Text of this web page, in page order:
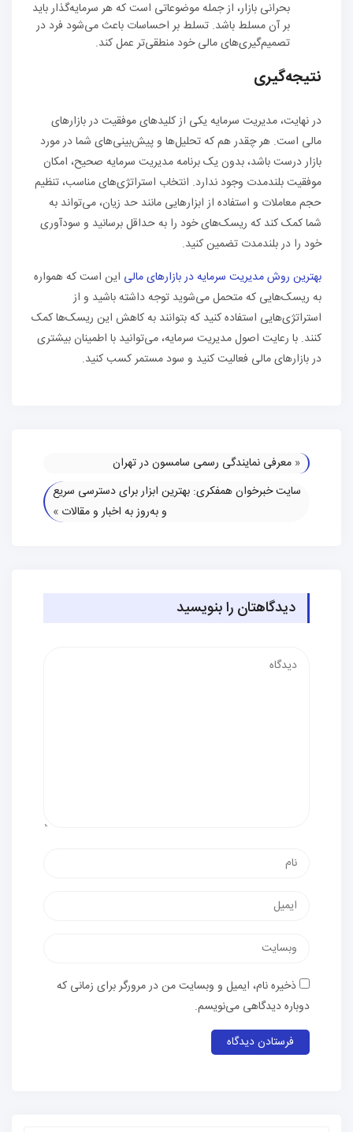
بحرانی بازار، از جمله موضوعاتی است که هر سرمایه‌گذار باید
بر آن مسلط باشد. تسلط بر احساسات باعث می‌شود فرد در
تصمیم‌گیری‌های مالی خود منطقی‌تر عمل کند.
نتیجه‌گیری
در نهایت، مدیریت سرمایه یکی از کلیدهای موفقیت در بازارهای
مالی است. هر چقدر هم که تحلیل‌ها و پیش‌بینی‌های شما در مورد
بازار درست باشد، بدون یک برنامه مدیریت سرمایه صحیح، امکان
موفقیت بلندمدت وجود ندارد. انتخاب استراتژی‌های مناسب، تنظیم
حجم معاملات و استفاده از ابزارهایی مانند حد زیان، می‌تواند به
شما کمک کند که ریسک‌های خود را به حداقل برسانید و سودآوری
خود را در بلندمدت تضمین کنید.
بهترین روش مدیریت سرمایه در بازارهای مالی این است که همواره
به ریسک‌هایی که متحمل می‌شوید توجه داشته باشید و از
استراتژی‌هایی استفاده کنید که بتوانند به کاهش این ریسک‌ها کمک
کنند. با رعایت اصول مدیریت سرمایه، می‌توانید با اطمینان بیشتری
در بازارهای مالی فعالیت کنید و سود مستمر کسب کنید.
« معرفی نمایندگی رسمی سامسون در تهران
سایت خبرخوان همفکری: بهترین ابزار برای دسترسی سریع
و به‌روز به اخبار و مقالات »
دیدگاهتان را بنویسید
ذخیره نام، ایمیل و وبسایت من در مرورگر برای زمانی که
دوباره دیدگاهی می‌نویسم.